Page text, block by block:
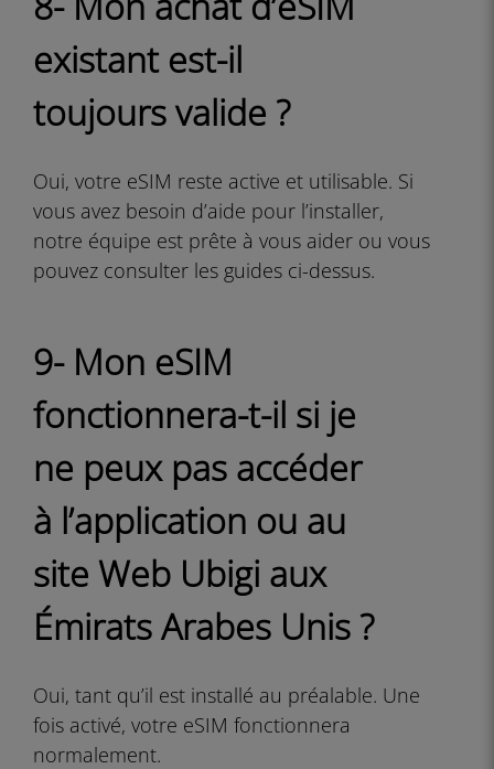
existant est-il
toujours valide ?
Oui, votre eSIM reste active et utilisable. Si
vous avez besoin d’aide pour l’installer,
notre équipe est prête à vous aider ou vous
pouvez consulter les guides ci-dessus.
9- Mon eSIM
fonctionnera-t-il si je
ne peux pas accéder
à l’application ou au
site Web Ubigi aux
Émirats Arabes Unis ?
Oui, tant qu’il est installé au préalable. Une
fois activé, votre eSIM fonctionnera
normalement.